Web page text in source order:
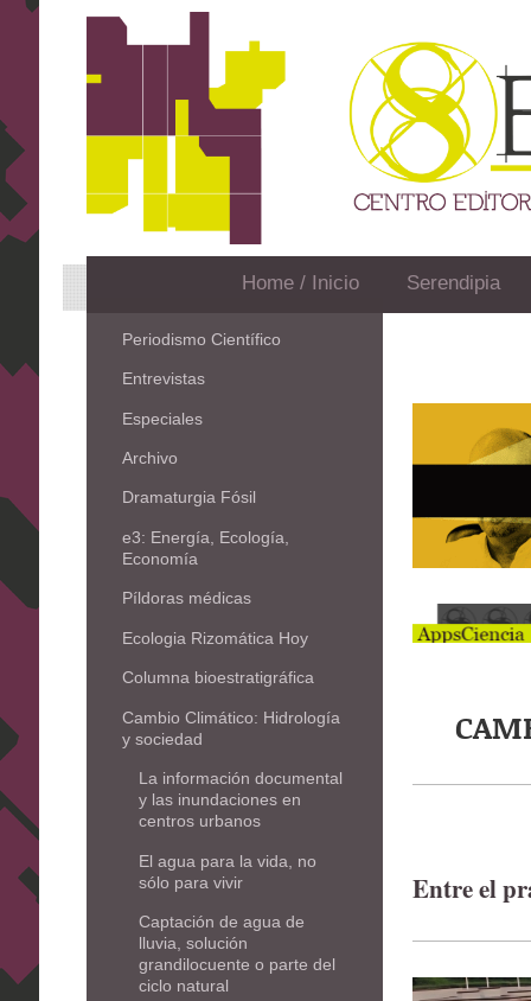
Home / Inicio Serendipia
Entre el
Periodismo Científico
Entrevistas
Especiales
Archivo
Dramaturgia Fósil
e3: Energía, Ecología,
Economía
Píldoras médicas
Ecologia Rizomática Hoy
Columna bioestratigráfica
Cambio Climático: Hidrología
y sociedad
La información documental
y las inundaciones en
centros urbanos
El agua para la vida, no
sólo para vivir
Captación de agua de
lluvia, solución
grandilocuente o parte del
ciclo natural